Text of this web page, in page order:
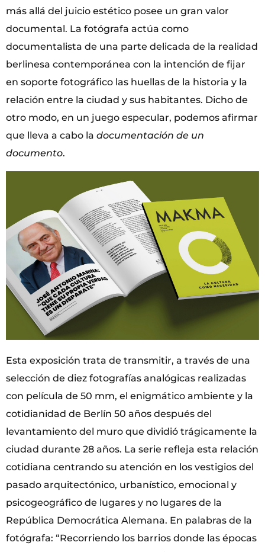
más allá del juicio estético posee un gran valor
documental. La fotógrafa actúa como
documentalista de una parte delicada de la realidad
berlinesa contemporánea con la intención de fijar
en soporte fotográfico las huellas de la historia y la
relación entre la ciudad y sus habitantes. Dicho de
otro modo, en un juego especular, podemos afirmar
que lleva a cabo la documentación de un
documento.
Esta exposición trata de transmitir, a través de una
selección de diez fotografías analógicas realizadas
con película de 50 mm, el enigmático ambiente y la
cotidianidad de Berlín 50 años después del
levantamiento del muro que dividió trágicamente la
ciudad durante 28 años. La serie refleja esta relación
cotidiana centrando su atención en los vestigios del
pasado arquitectónico, urbanístico, emocional y
psicogeográfico de lugares y no lugares de la
República Democrática Alemana. En palabras de la
fotógrafa: “Recorriendo los barrios donde las épocas